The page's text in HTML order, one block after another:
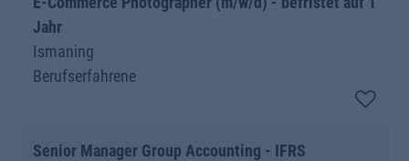
Jahr
Ismaning
Berufserfahrene
Senior Manager Group Accounting - IFRS